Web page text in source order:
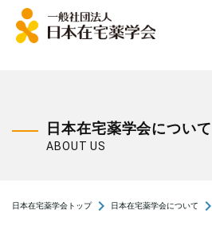
日本在宅薬学会について
ABOUT US
日本在宅薬学会トップnavigate_next 日本在宅薬学会について navigate_next